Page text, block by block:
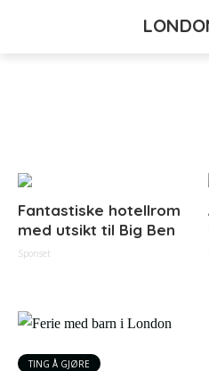
Fantastiske hotellrom
med utsikt til Big Ben
Sponset
TING Å GJØRE